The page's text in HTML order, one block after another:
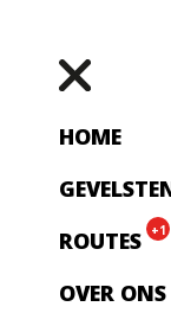
HOME
ROUTES
+1
OVER ONS